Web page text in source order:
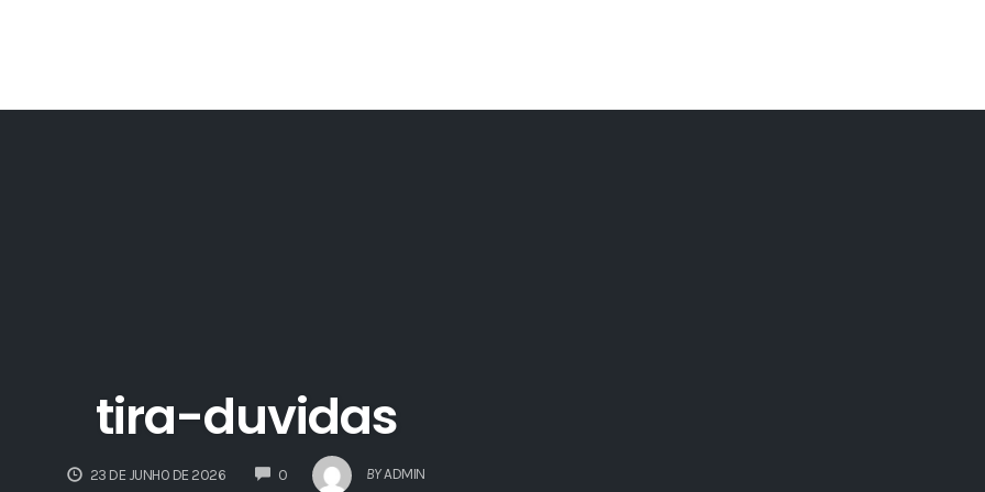
tira-duvidas
23 DE JUNHO DE 2026 0COMMENTS BY ADMIN